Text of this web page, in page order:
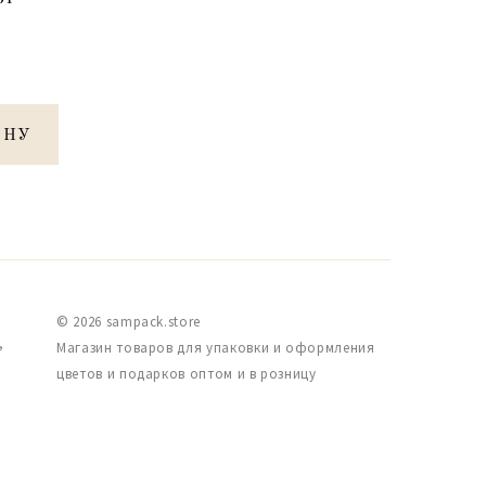
© 2026 sampack.store
Магазин товаров для упаковки и оформления
цветов и подарков оптом и в розницу